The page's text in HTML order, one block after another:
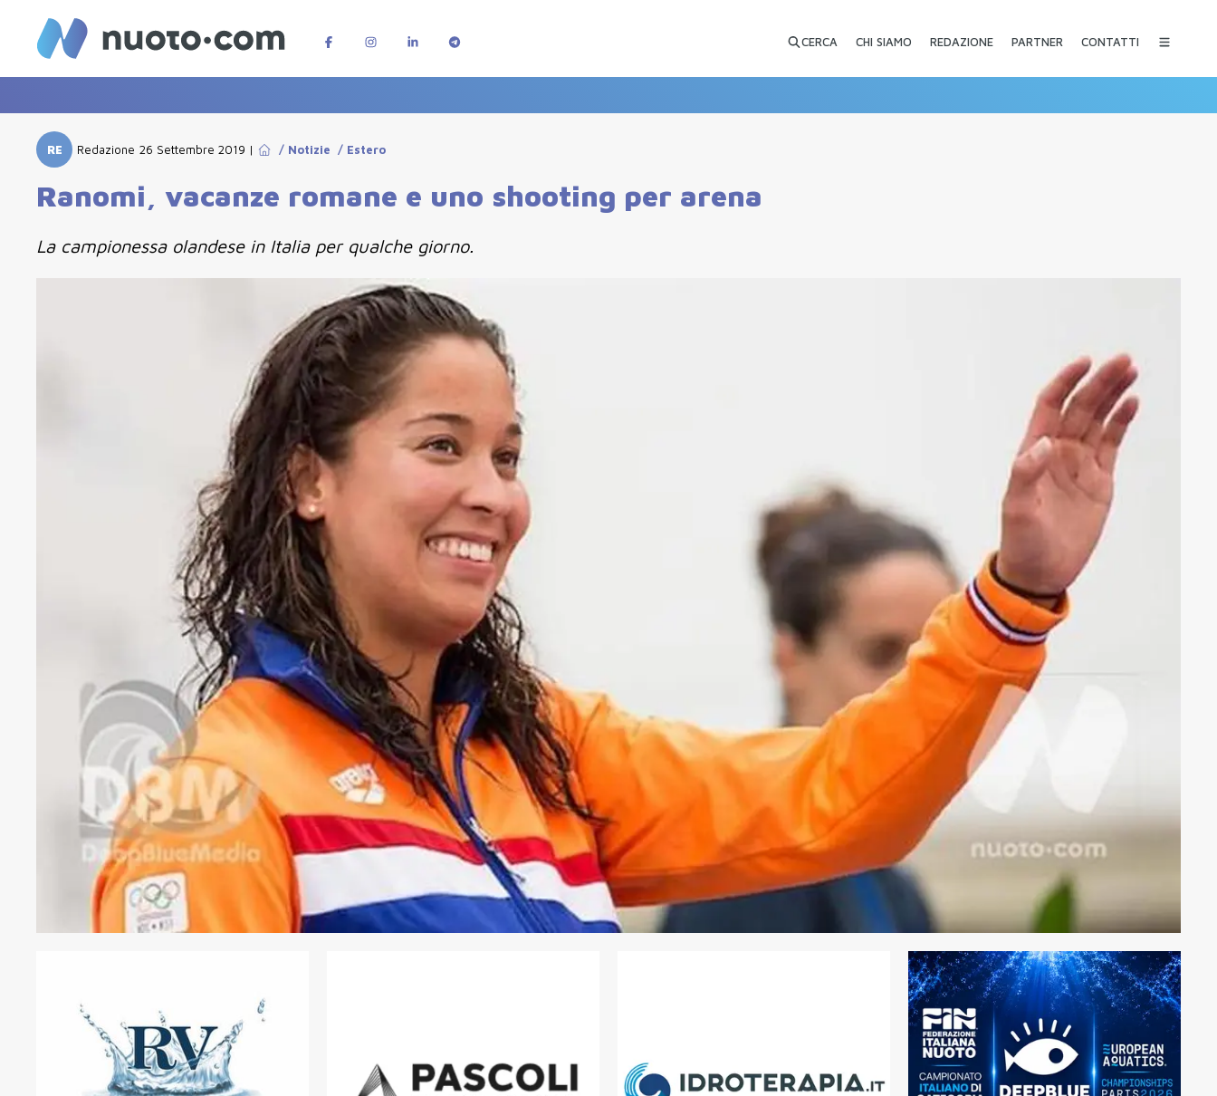
CERCA CHI SIAMO REDAZIONE PARTNER CONTATTI
RE Redazione 26 Settembre 2019 | / Notizie / Estero
Ranomi, vacanze romane e uno shooting per arena
La campionessa olandese in Italia per qualche giorno.